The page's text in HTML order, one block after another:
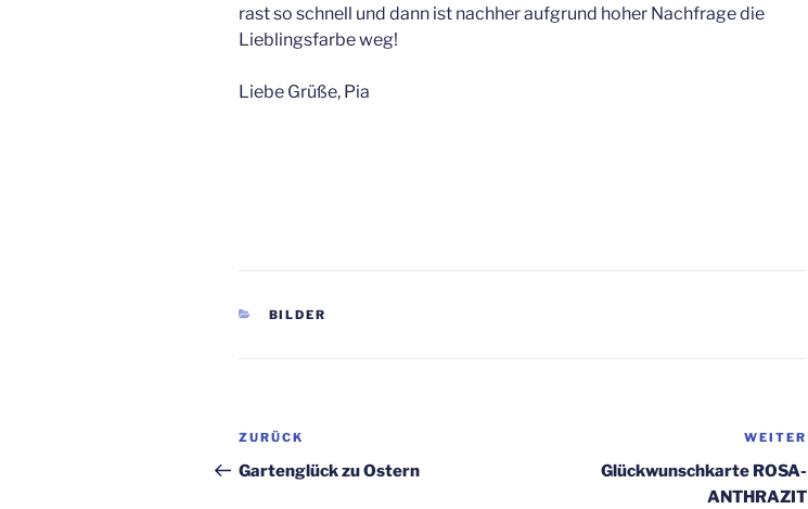
rast so schnell und dann ist nachher aufgrund hoher Nachfrage die
Lieblingsfarbe weg!
Liebe Grüße, Pia
KATEGORIEN
BILDER
Beitragsnavigation
Vorheriger
Beitrag
ZURÜCK
Gartenglück zu Ostern
WEITER
Glückwunschkarte ROSA-
ANTHRAZIT